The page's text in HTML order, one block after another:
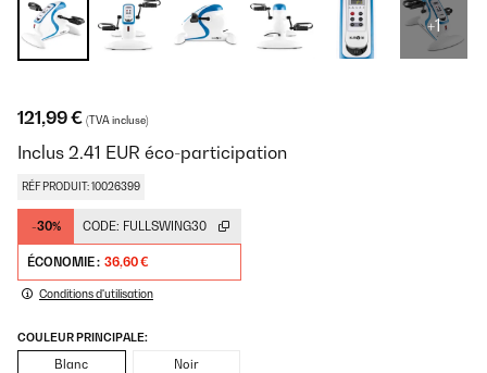
+1
121,99 € (TVA incluse)
Inclus 2.41 EUR éco-participation
RÉF PRODUIT: 10026399
-30% CODE: FULLSWING30
ÉCONOMIE : 36,60 €
Conditions d'utilisation
COULEUR PRINCIPALE:
Blanc Noir